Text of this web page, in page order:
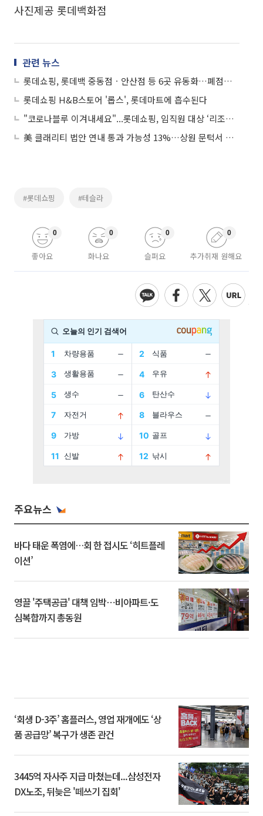
사진제공 롯데백화점
관련 뉴스
롯데쇼핑, 롯데백 중동점ㆍ안산점 등 6곳 유동화…폐점으로 이어질까?
롯데쇼핑 H&B스토어 '롭스', 롯데마트에 흡수된다
"코로나블루 이겨내세요"...롯데쇼핑, 임직원 대상 ‘리조이스’ 캠페인
美 클래리티 법안 연내 통과 가능성 13%…상원 문턱서 제동
#롯데쇼핑 #테슬라
좋아요
0
화나요
0
슬퍼요
0
추가취재 원해요
0
주요뉴스
바다 태운 폭염에…회 한 접시도 ‘히트플레
이션’
영끌 '주택공급' 대책 임박⋯비아파트·도
심복합까지 총동원
‘회생 D-3주’ 홈플러스, 영업 재개에도 ‘상
품 공급망’ 복구가 생존 관건
3445억 자사주 지급 마쳤는데...삼성전자
DX노조, 뒤늦은 '떼쓰기 집회'